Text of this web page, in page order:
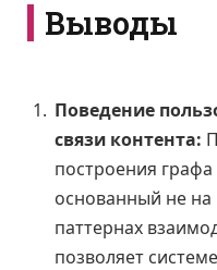
Выводы
Поведение
связи контента:
построения
основанный не на
паттернах
позволяет